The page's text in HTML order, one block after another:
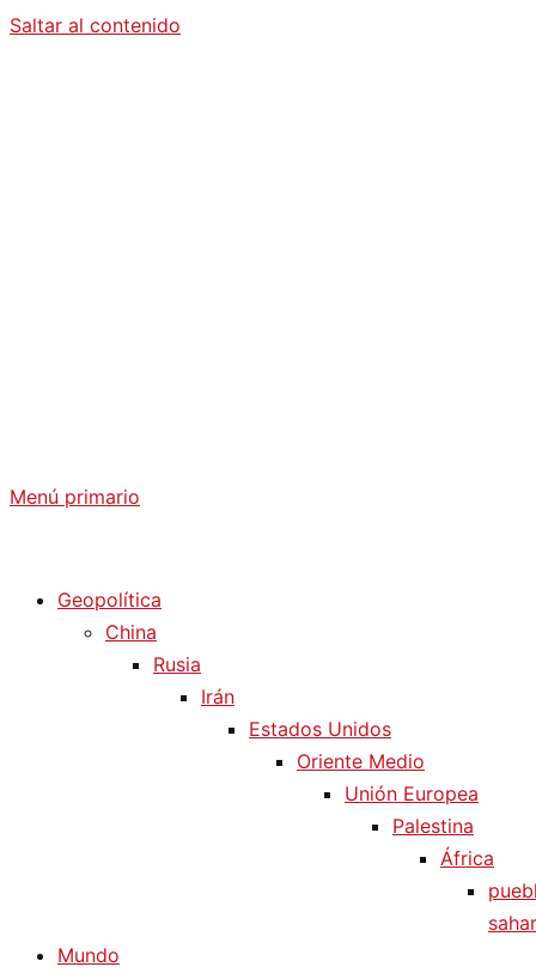
Saltar al contenido
Menú primario
Geopolítica
China
Rusia
Irán
Estados Unidos
Oriente Medio
Unión Europea
Palestina
África
Mundo